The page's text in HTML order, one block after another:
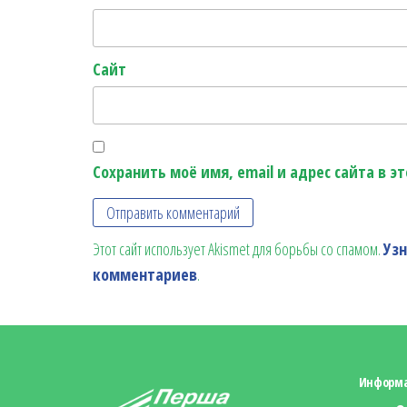
Сайт
Сохранить моё имя, email и адрес сайта в
Этот сайт использует Akismet для борьбы со спамом.
комментариев.